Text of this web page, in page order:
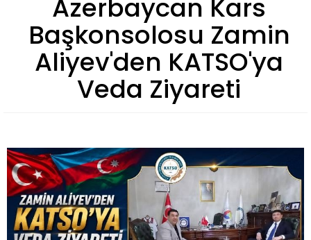
Azerbaycan Kars
Başkonsolosu Zamin
Aliyev'den KATSO'ya
Veda Ziyareti